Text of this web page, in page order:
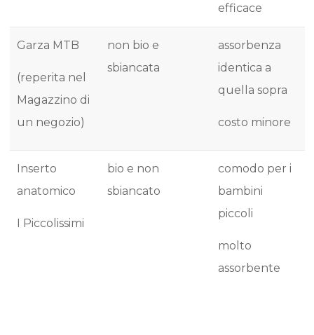
efficace
Garza MTB
(reperita nel
Magazzino di
un negozio)
non bio e
sbiancata
assorbenza
identica a
quella sopra
costo minore
Inserto
anatomico
I Piccolissimi
bio e non
sbiancato
comodo per i
bambini
piccoli
molto
assorbente